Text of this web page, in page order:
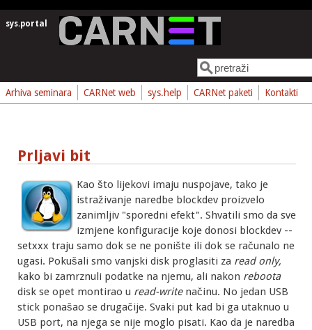
Skoči na glavni sadržaj
sys.portal
Obrazac pretrage
Pretraga
Arhiva seminara CARNet web sys.help CARNet paketi Kontakti
Prljavi bit
Kao što lijekovi imaju nuspojave, tako je
istraživanje naredbe blockdev proizvelo
zanimljiv "sporedni efekt". Shvatili smo da sve
izmjene konfiguracije koje donosi blockdev --
setxxx traju samo dok se ne ponište ili dok se računalo ne
ugasi. Pokušali smo vanjski disk proglasiti za read only,
kako bi zamrznuli podatke na njemu, ali nakon reboota
disk se opet montirao u read-writenačinu. No jedan USB
stick ponašao se drugačije. Svaki put kad bi ga utaknuo u
USB port, na njega se nije moglo pisati. Kao da je naredba